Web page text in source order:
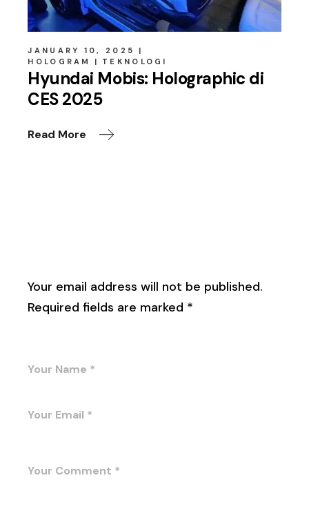
JANUARY 10, 2025
HOLOGRAM
TEKNOLOGI
Hyundai Mobis: Holographic di
CES 2025
Read More
Your email address will not be published.
Required fields are marked *